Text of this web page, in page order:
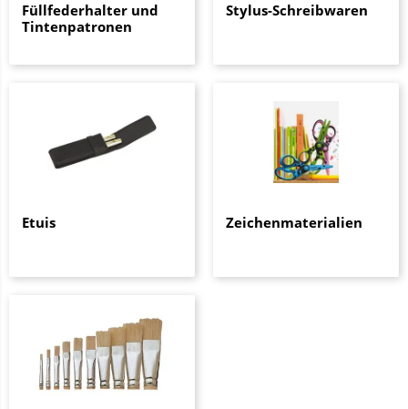
Füllfederhalter und
Tintenpatronen
Stylus-Schreibwaren
Etuis Zeichenmaterialien